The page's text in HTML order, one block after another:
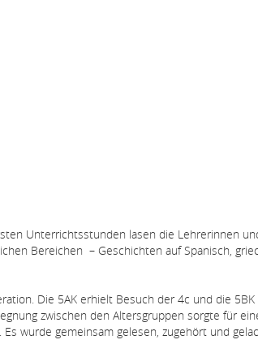
Unterrichtsstunden lasen die Lehrerinnen
Bereichen – Geschichten auf Spanisch,
Die 5AK erhielt Besuch der 4c und die
zwischen den Altersgruppen sorgte für
wurde gemeinsam gelesen, zugehört und